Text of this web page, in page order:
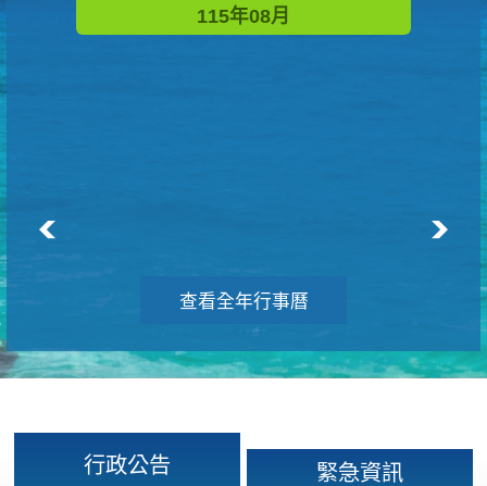
115年08月
查看全年行事曆
行政公告 緊急資訊